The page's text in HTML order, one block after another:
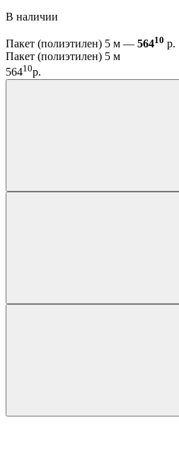
В наличии
Пакет (полиэтилен) 5 м — 56410 р.
Пакет (полиэтилен) 5 м
56410р.